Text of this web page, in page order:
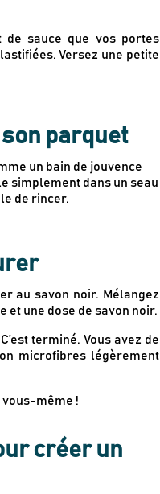
de sauce que vos portes
Versez une petite
parquet
un bain de jouvence
simplement dans un seau
de rincer.
au savon noir. Mélangez
et une dose de savon noir.
terminé. Vous avez de
microfibres légèrement
même !
créer un